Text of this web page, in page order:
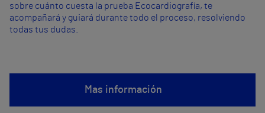
sobre cuánto cuesta la prueba Ecocardiografía, te
acompañará y guiará durante todo el proceso, resolviendo
todas tus dudas.
Mas información